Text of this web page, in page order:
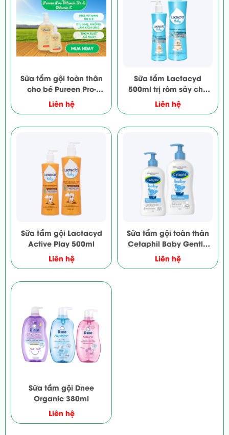
Sữa tắm gội toàn thân
cho bé Pureen Pro-
Vitamin B5 & vitamin E
Liên hệ
Sữa tắm Lactacyd
500ml trị rôm sảy cho
bé
Liên hệ
Sữa tắm gội Lactacyd
Active Play 500ml
Liên hệ
Sữa tắm gội toàn thân
Cetaphil Baby Gentle
Wash Shampoo 2in1
400ml
Liên hệ
Sữa tắm gội Dnee
Organic 380ml
Liên hệ